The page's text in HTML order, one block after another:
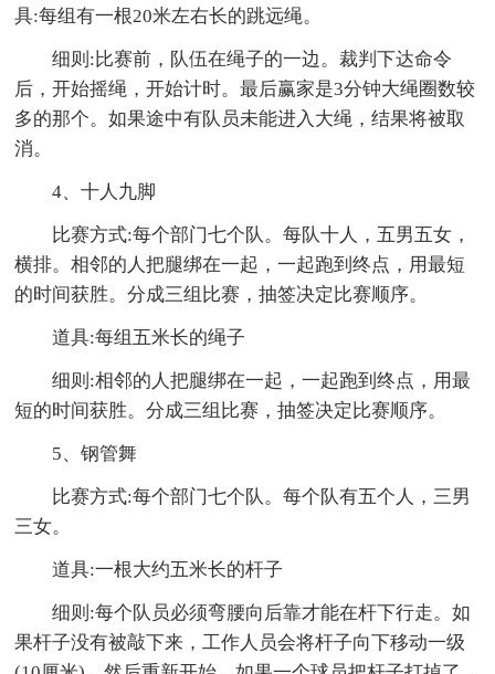
具:每组有一根20米左右长的跳远绳。
细则:比赛前，队伍在绳子的一边。裁判下达命令
后，开始摇绳，开始计时。最后赢家是3分钟大绳圈数较
多的那个。如果途中有队员未能进入大绳，结果将被取
消。
4、十人九脚
比赛方式:每个部门七个队。每队十人，五男五女，
横排。相邻的人把腿绑在一起，一起跑到终点，用最短
的时间获胜。分成三组比赛，抽签决定比赛顺序。
道具:每组五米长的绳子
细则:相邻的人把腿绑在一起，一起跑到终点，用最
短的时间获胜。分成三组比赛，抽签决定比赛顺序。
5、钢管舞
比赛方式:每个部门七个队。每个队有五个人，三男
三女。
道具:一根大约五米长的杆子
细则:每个队员必须弯腰向后靠才能在杆下行走。如
果杆子没有被敲下来，工作人员会将杆子向下移动一级